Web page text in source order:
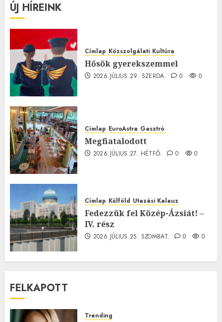
ÚJ HÍREINK
Címlap Közszolgálati Kultúra
Hősök gyerekszemmel
2026.JÚLIUS.29. SZERDA. 0 0
Címlap EuroAstra Gasztró
Megfiatalodott
2026.JÚLIUS.27. HÉTFŐ. 0 0
Címlap Külföld Utazási Kalauz
Fedezzük fel Közép-Ázsiát! –
IV. rész
2026.JÚLIUS.25. SZOMBAT. 0 0
FELKAPOTT
Trending